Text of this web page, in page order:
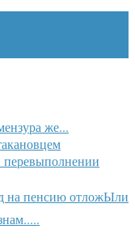
же...
перевыполнении
на пенсию отложЫли